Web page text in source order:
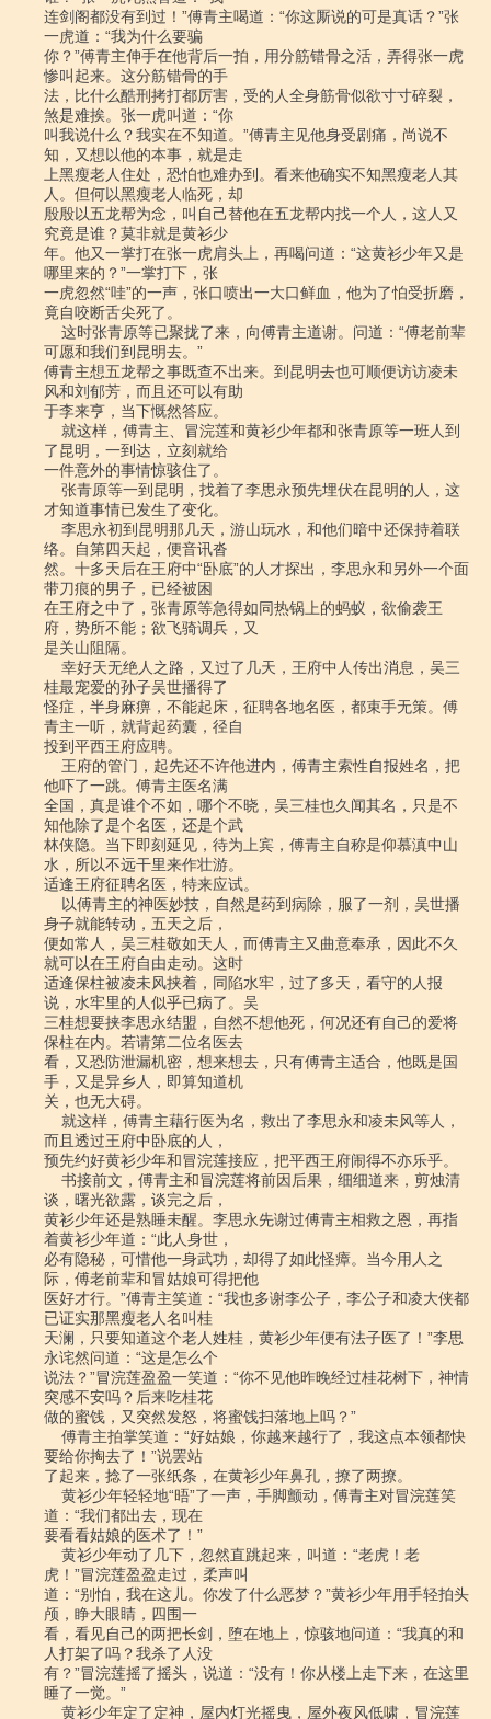
连剑阁都没有到过！”傅青主喝道：“你这厮说的可是真话？”张
一虎道：“我为什么要骗
你？”傅青主伸手在他背后一拍，用分筋错骨之活，弄得张一虎
惨叫起来。这分筋错骨的手
法，比什么酷刑拷打都厉害，受的人全身筋骨似欲寸寸碎裂，
煞是难挨。张一虎叫道：“你
叫我说什么？我实在不知道。”傅青主见他身受剧痛，尚说不
知，又想以他的本事，就是走
上黑瘦老人住处，恐怕也难办到。看来他确实不知黑瘦老人其
人。但何以黑瘦老人临死，却
殷殷以五龙帮为念，叫自己替他在五龙帮内找一个人，这人又
究竟是谁？莫非就是黄衫少
年。他又一掌打在张一虎肩头上，再喝问道：“这黄衫少年又是
哪里来的？”一掌打下，张
一虎忽然“哇”的一声，张口喷出一大口鲜血，他为了怕受折磨，
竟自咬断舌尖死了。
可愿和我们到昆明去。”
傅青主想五龙帮之事既查不出来。到昆明去也可顺便访访凌未
风和刘郁芳，而且还可以有助
于李来亨，当下慨然答应。
了昆明，一到达，立刻就给
一件意外的事情惊骇住了。
才知道事情已发生了变化。
络。自第四天起，便音讯沓
然。十多天后在王府中“卧底”的人才探出，李思永和另外一个面
带刀痕的男子，已经被困
在王府之中了，张青原等急得如同热锅上的蚂蚁，欲偷袭王
府，势所不能；欲飞骑调兵，又
是关山阻隔。
桂最宠爱的孙子吴世播得了
怪症，半身麻痹，不能起床，征聘各地名医，都束手无策。傅
青主一听，就背起药囊，径自
投到平西王府应聘。
他吓了一跳。傅青主医名满
全国，真是谁个不如，哪个不晓，吴三桂也久闻其名，只是不
知他除了是个名医，还是个武
林侠隐。当下即刻延见，待为上宾，傅青主自称是仰慕滇中山
水，所以不远干里来作壮游。
适逢王府征聘名医，特来应试。
身子就能转动，五天之后，
便如常人，吴三桂敬如天人，而傅青主又曲意奉承，因此不久
就可以在王府自由走动。这时
适逢保柱被凌未风挟着，同陷水牢，过了多天，看守的人报
说，水牢里的人似乎已病了。吴
三桂想要挟李思永结盟，自然不想他死，何况还有自己的爱将
保柱在内。若请第二位名医去
看，又恐防泄漏机密，想来想去，只有傅青主适合，他既是国
手，又是异乡人，即算知道机
关，也无大碍。
而且透过王府中卧底的人，
预先约好黄衫少年和冒浣莲接应，把平西王府闹得不亦乐乎。
谈，曙光欲露，谈完之后，
黄衫少年还是熟睡未醒。李思永先谢过傅青主相救之恩，再指
着黄衫少年道：“此人身世，
必有隐秘，可惜他一身武功，却得了如此怪瘴。当今用人之
际，傅老前辈和冒姑娘可得把他
医好才行。”傅青主笑道：“我也多谢李公子，李公子和凌大侠都
已证实那黑瘦老人名叫桂
天澜，只要知道这个老人姓桂，黄衫少年便有法子医了！”李思
永诧然问道：“这是怎么个
说法？”冒浣莲盈盈一笑道：“你不见他昨晚经过桂花树下，神情
突感不安吗？后来吃桂花
做的蜜饯，又突然发怒，将蜜饯扫落地上吗？”
要给你掏去了！”说罢站
了起来，捻了一张纸条，在黄衫少年鼻孔，撩了两撩。
道：“我们都出去，现在
要看看姑娘的医术了！”
虎！”冒浣莲盈盈走过，柔声叫
道：“别怕，我在这儿。你发了什么恶梦？”黄衫少年用手轻拍头
颅，睁大眼睛，四围一
看，看见自己的两把长剑，堕在地上，惊骇地问道：“我真的和
人打架了吗？我杀了人没
有？”冒浣莲摇了摇头，说道：“没有！你从楼上走下来，在这里
睡了一觉。”